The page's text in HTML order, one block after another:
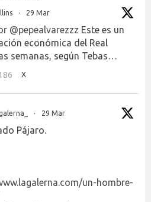
· 29 Mar
@pepealvarezzz Este es un
económica del Real
semanas, según Tebas…
X
· 29 Mar
Pájaro.
un-hombre-